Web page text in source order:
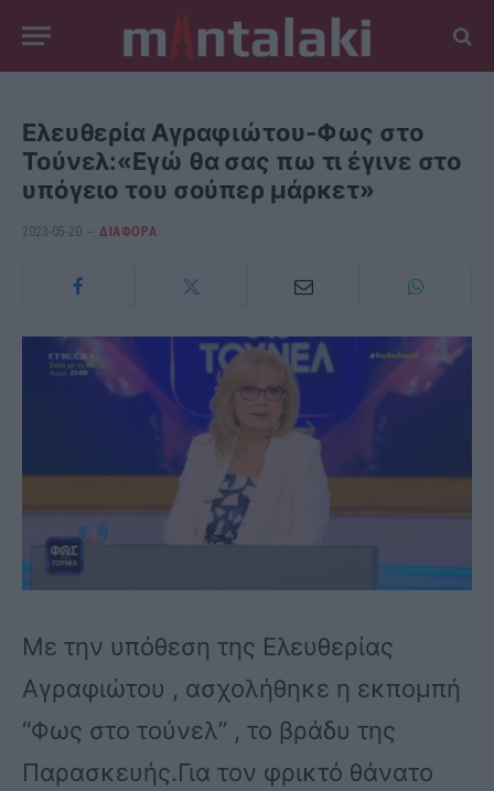
Ελευθερία Αγραφιώτου-Φως στο
Τούνελ:«Εγώ θα σας πω τι έγινε στο
υπόγειο του σούπερ μάρκετ»
2023-05-20 ΔΙΆΦΟΡΑ
Με την υπόθεση της Ελευθερίας
Αγραφιώτου , ασχολήθηκε η εκπομπή
“Φως στο τούνελ” , το βράδυ της
Παρασκευής.Για τον φρικτό θάνατο